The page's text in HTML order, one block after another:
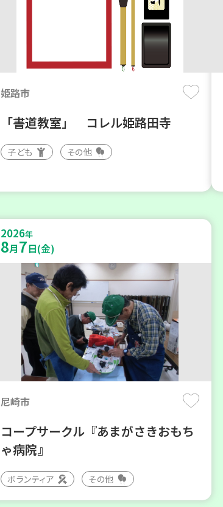
姫路市
「書道教室」 コレル姫路田寺
子ども その他
2026年
8月7日(金)
尼崎市
コープサークル『あまがさきおもち
ゃ病院』
ボランティア その他